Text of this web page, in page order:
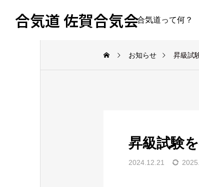
合気道 佐賀合気会合気道って何？
お知らせ 昇級試
昇級試験
2024.12.21